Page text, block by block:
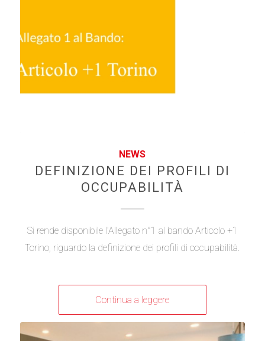
NEWS
DEFINIZIONE DEI PROFILI DI
OCCUPABILITÀ
Si rende disponibile l'Allegato n°1 al bando Articolo +1
Torino, riguardo la definizione dei profili di occupabilità.
Continua a leggere